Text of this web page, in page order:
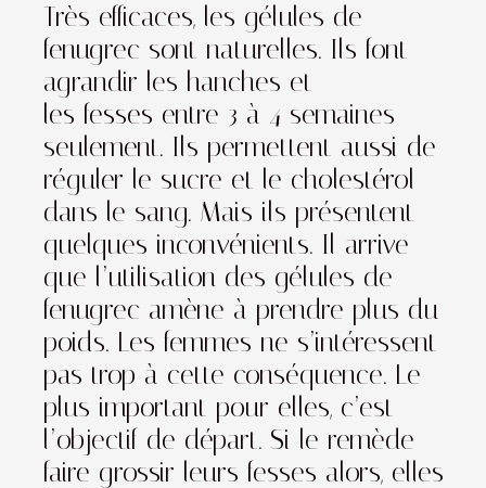
Très efficaces, les gélules de
fenugrec sont naturelles. Ils font
agrandir les hanches et
les fesses entre 3 à 4 semaines
seulement. Ils permettent aussi de
réguler le sucre et le cholestérol
dans le sang. Mais ils présentent
quelques inconvénients. Il arrive
que l’utilisation des gélules de
fenugrec amène à prendre plus du
poids. Les femmes ne s’intéressent
pas trop à cette conséquence. Le
plus important pour elles, c’est
l’objectif de départ. Si le remède
faire grossir leurs fesses alors, elles